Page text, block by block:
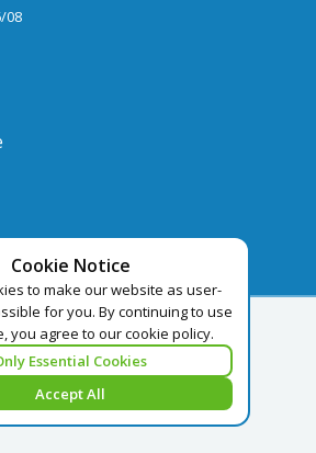
Cookie Notice
to make our website as user-
for you. By continuing to use
you agree to our cookie policy.
Essential Cookies
Accept All
08